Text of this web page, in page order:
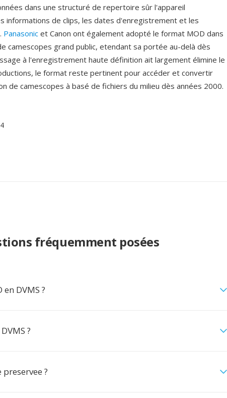
dans une structuré de repertoire sûr l'appareil
informations de clips, les dates d'enregistrement et les
Panasonic et Canon ont également adopté le format MOD dans
camescopes grand public, etendant sa portée au-delà dès
à l'enregistrement haute définition ait largement élimine le
le format reste pertinent pour accéder et convertir
de camescopes à basé de fichiers du milieu dès années 2000.
fréquemment posées
DVMS ?
?
?